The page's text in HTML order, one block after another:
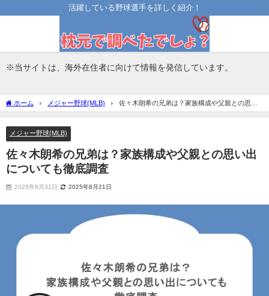
活躍している野球選手を詳しく紹介！
※当サイトは、海外在住者に向けて情報を発信しています。
ホーム メジャー野球(MLB)
佐々木朗希の兄弟は？家族構成や父親との思い
出についても徹底調査
メジャー野球(MLB)
佐々木朗希の兄弟は？家族構成や父親との思い出
についても徹底調査
2025年8月31日 2025年8月21日